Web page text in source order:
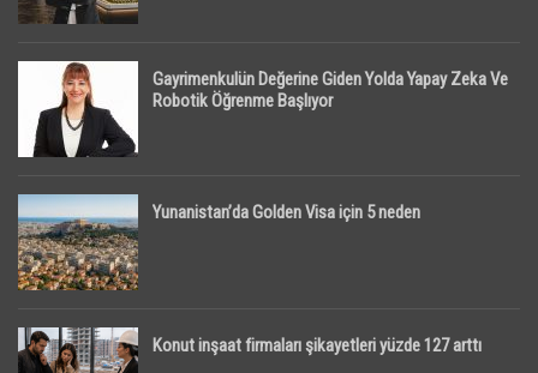
Gayrimenkulün Değerine Giden Yolda Yapay Zeka Ve
Robotik Öğrenme Başlıyor
Yunanistan’da Golden Visa için 5 neden
Konut inşaat firmaları şikayetleri yüzde 127 arttı